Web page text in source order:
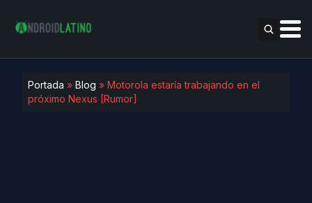
Portada » Blog » Motorola estaría trabajando en el
próximo Nexus [Rumor]